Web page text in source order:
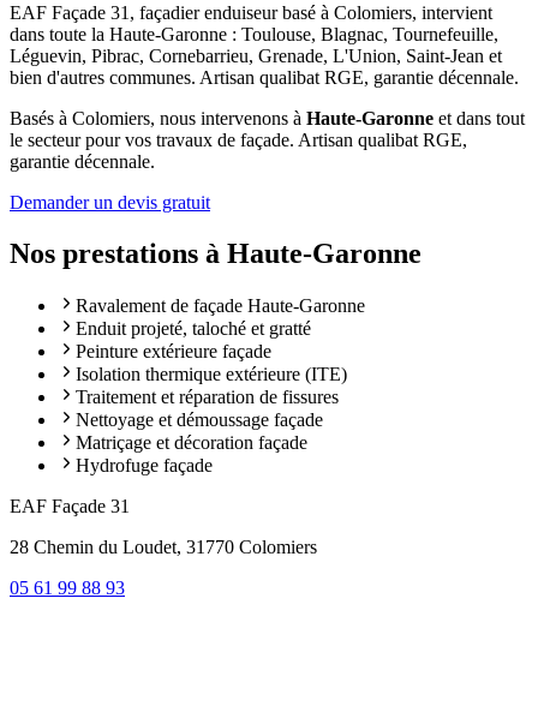
EAF Façade 31, façadier enduiseur basé à Colomiers, intervient
dans toute la Haute-Garonne : Toulouse, Blagnac, Tournefeuille,
Léguevin, Pibrac, Cornebarrieu, Grenade, L'Union, Saint-Jean et
bien d'autres communes. Artisan qualibat RGE, garantie décennale.
Basés à Colomiers, nous intervenons à Haute-Garonne et dans tout
le secteur pour vos travaux de façade. Artisan qualibat RGE,
garantie décennale.
Demander un devis gratuit
Nos prestations à Haute-Garonne
Ravalement de façade Haute-Garonne
Enduit projeté, taloché et gratté
Peinture extérieure façade
Isolation thermique extérieure (ITE)
Traitement et réparation de fissures
Nettoyage et démoussage façade
Matriçage et décoration façade
Hydrofuge façade
EAF Façade 31
28 Chemin du Loudet, 31770 Colomiers
05 61 99 88 93